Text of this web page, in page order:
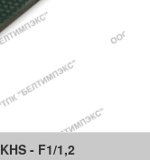
KHS - F1/1,2